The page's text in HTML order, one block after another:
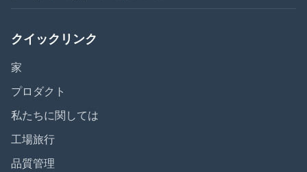
クイックリンク
家
プロダクト
私たちに関しては
工場旅行
品質管理